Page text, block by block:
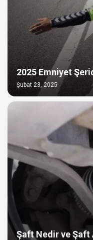
2025 Emniyet
Şubat 23, 2025
Şaft Nedir ve Şaft